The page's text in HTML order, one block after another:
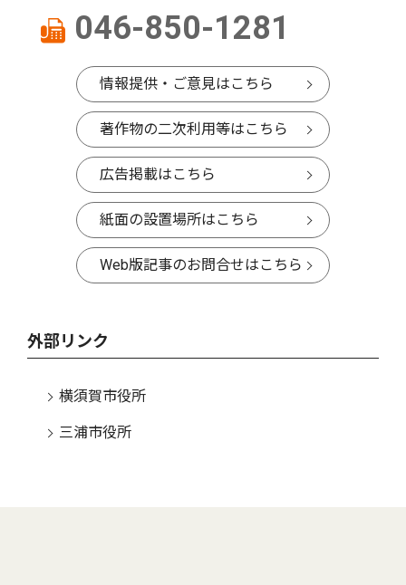
046-850-1281
情報提供・ご意見はこちら
著作物の二次利用等はこちら
広告掲載はこちら
紙面の設置場所はこちら
Web版記事のお問合せはこちら
外部リンク
横須賀市役所
三浦市役所